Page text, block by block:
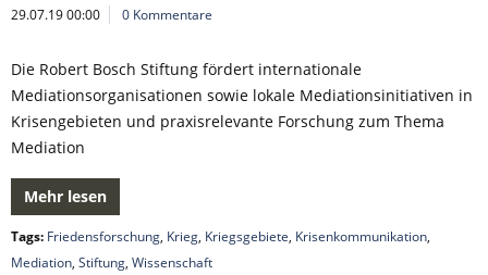
29.07.19 00:00 0 Kommentare
Die Robert Bosch Stiftung fördert internationale
Mediationsorganisationen sowie lokale Mediationsinitiativen in
Krisengebieten und praxisrelevante Forschung zum Thema
Mediation
Mehr lesen
Tags: Friedensforschung, Krieg, Kriegsgebiete, Krisenkommunikation,
Mediation, Stiftung, Wissenschaft